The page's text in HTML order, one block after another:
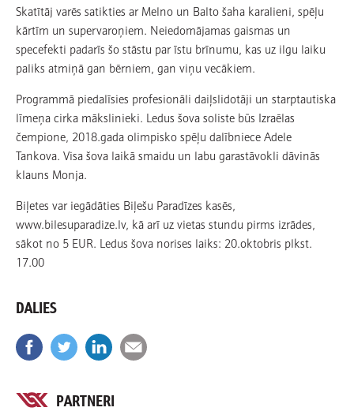
Skatītāj varēs satikties ar Melno un Balto šaha karalieni, spēļu
kārtīm un supervaroņiem. Neiedomājamas gaismas un
specefekti padarīs šo stāstu par īstu brīnumu, kas uz ilgu laiku
paliks atmiņā gan bērniem, gan viņu vecākiem.
Programmā piedalīsies profesionāli daiļslidotāji un starptautiska
līmeņa cirka mākslinieki. Ledus šova soliste būs Izraēlas
čempione, 2018.gada olimpisko spēļu dalībniece Adele
Tankova. Visa šova laikā smaidu un labu garastāvokli dāvinās
klauns Monja.
Biļetes var iegādāties Biļešu Paradīzes kasēs,
www.bilesuparadize.lv, kā arī uz vietas stundu pirms izrādes,
sākot no 5 EUR. Ledus šova norises laiks: 20.oktobris plkst.
17.00
DALIES
PARTNERI